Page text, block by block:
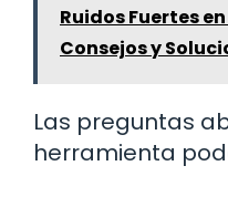
Ruidos Fuertes
Consejos y
Las preguntas
herramienta